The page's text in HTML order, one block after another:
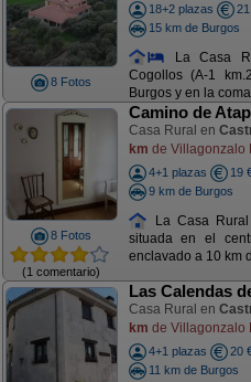
8 Fotos
18+2 plazas
15 km de Burgos
La Casa
Cogollos (A-1
Burgos y en la
8 Fotos
(1 comentario)
Camino de
Casa Rural en
km de Villagonzalo
4+1 plazas
19
9 km de Burgos
La Casa
situada en el
enclavado a 10 km
Las Calendas
Casa Rural en
km de Villagonzalo
4+1 plazas
20
11 km de Burgos